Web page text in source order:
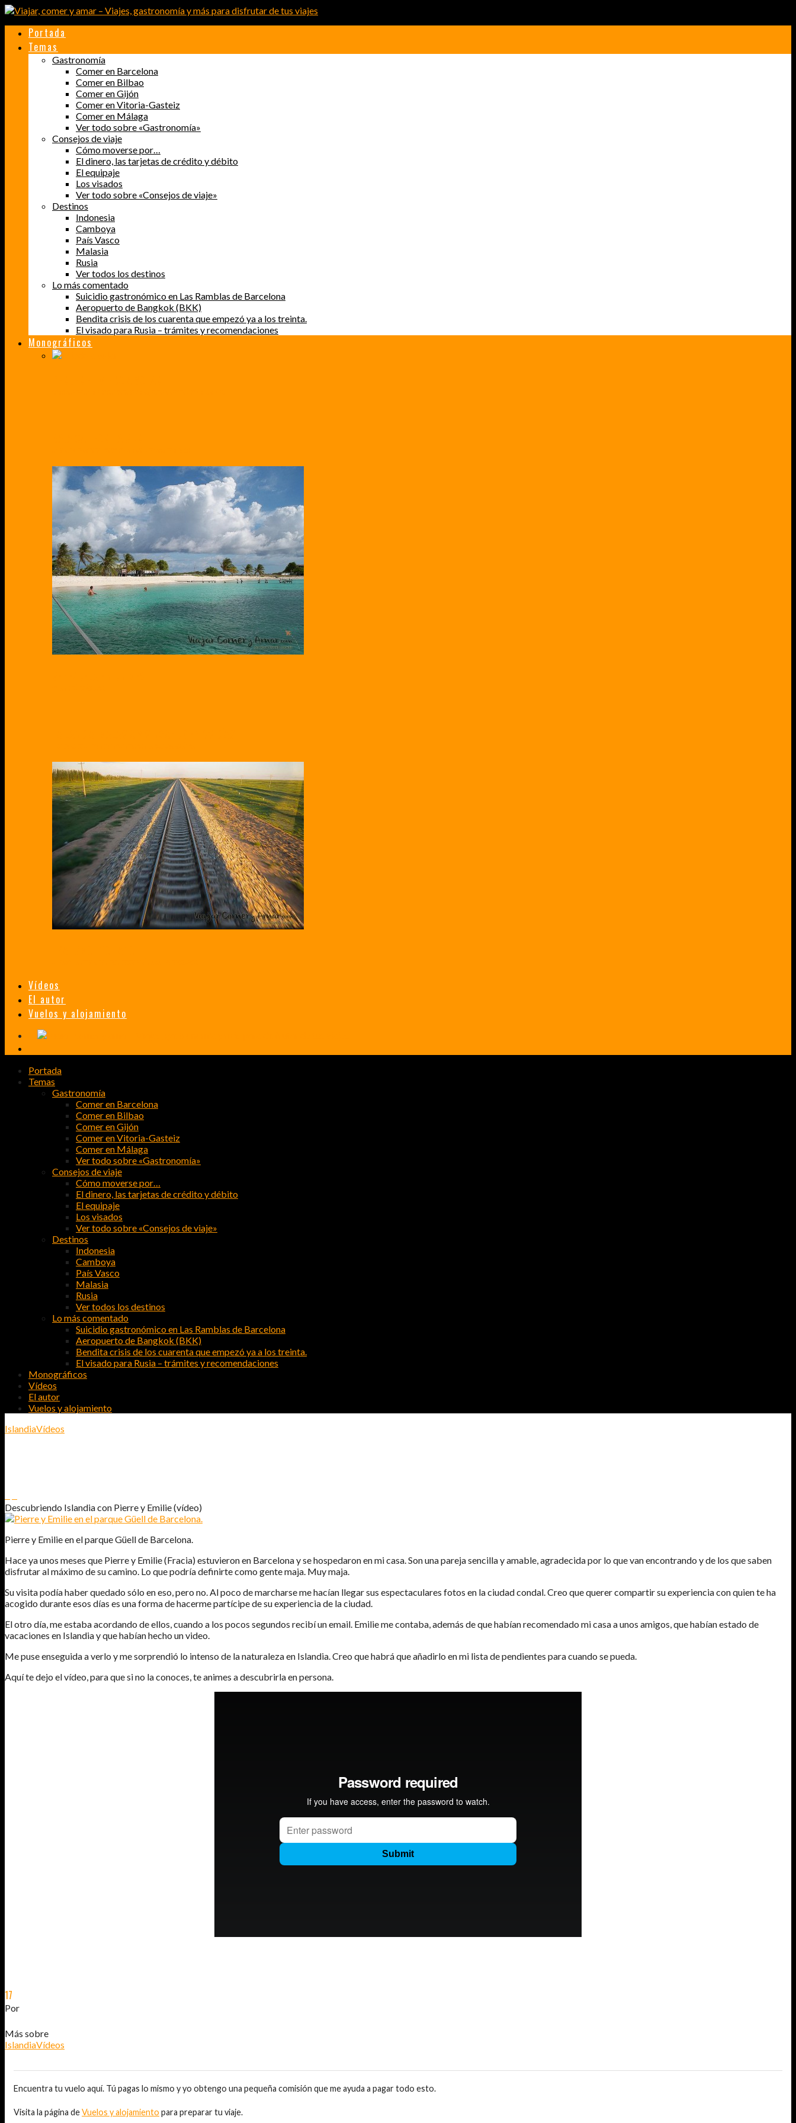
Portada
Temas
Gastronomía
Comer en Barcelona
Comer en Bilbao
Comer en Gijón
Comer en Vitoria-Gasteiz
Comer en Málaga
Ver todo sobre «Gastronomía»
Consejos de viaje
Cómo moverse por…
El dinero, las tarjetas de crédito y débito
El equipaje
Los visados
Ver todo sobre «Consejos de viaje»
Destinos
Indonesia
Camboya
País Vasco
Malasia
Rusia
Ver todos los destinos
Lo más comentado
Suicidio gastronómico en Las Ramblas de Barcelona
Aeropuerto de Bangkok (BKK)
Bendita crisis de los cuarenta que empezó ya a los treinta.
El visado para Rusia – trámites y recomendaciones
Monográficos
Vídeos
El autor
Vuelos y alojamiento
Portada
Temas
Gastronomía
Comer en Barcelona
Comer en Bilbao
Comer en Gijón
Comer en Vitoria-Gasteiz
Comer en Málaga
Ver todo sobre «Gastronomía»
Consejos de viaje
Cómo moverse por…
El dinero, las tarjetas de crédito y débito
El equipaje
Los visados
Ver todo sobre «Consejos de viaje»
Destinos
Indonesia
Camboya
País Vasco
Malasia
Rusia
Ver todos los destinos
Lo más comentado
Suicidio gastronómico en Las Ramblas de Barcelona
Aeropuerto de Bangkok (BKK)
Bendita crisis de los cuarenta que empezó ya a los treinta.
El visado para Rusia – trámites y recomendaciones
Monográficos
Vídeos
El autor
Vuelos y alojamiento
IslandiaVídeos
Descubriendo Islandia con Pierre y Emilie (vídeo)
Pierre y Emilie en el parque Güell de Barcelona.
Hace ya unos meses que Pierre y Emilie (Fracia) estuvieron en Barcelona y se hospedaron en mi casa. Son una pareja sencilla y amable, agradecida por lo que van encontrando y de los que saben
disfrutar al máximo de su camino. Lo que podría definirte como gente maja. Muy maja.
Su visita podía haber quedado sólo en eso, pero no. Al poco de marcharse me hacían llegar sus espectaculares fotos en la ciudad condal. Creo que querer compartir su experiencia con quien te ha
acogido durante esos días es una forma de hacerme partícipe de su experiencia de la ciudad.
El otro día, me estaba acordando de ellos, cuando a los pocos segundos recibí un email. Emilie me contaba, además de que habían recomendado mi casa a unos amigos, que habían estado de
vacaciones en Islandia y que habían hecho un video.
Me puse enseguida a verlo y me sorprendió lo intenso de la naturaleza en Islandia. Creo que habrá que añadirlo en mi lista de pendientes para cuando se pueda.
Aquí te dejo el vídeo, para que si no la conoces, te animes a descubrirla en persona.
17
Por
Más sobre
IslandiaVídeos
Encuentra tu vuelo aquí. Tú pagas lo mismo y yo obtengo una pequeña comisión que me ayuda a pagar todo esto.
Visita la página deVuelos y alojamiento para preparar tu viaje.